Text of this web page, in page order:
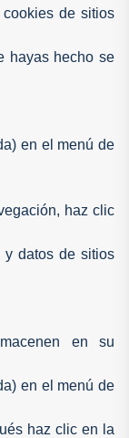
de sitios
hayas hecho se
en el menú de
haz clic
y datos de sitios
en su
en el menú de
haz clic en la